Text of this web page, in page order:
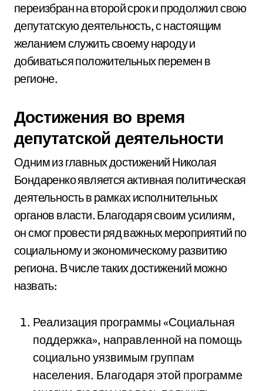
переизбран на второй срок и продолжил свою
депутатскую деятельность, с настоящим
желанием служить своему народу и
добиваться положительных перемен в
регионе.
Достижения во время
депутатской деятельности
Одним из главных достижений Николая
Бондаренко является активная политическая
деятельность в рамках исполнительных
органов власти. Благодаря своим усилиям,
он смог провести ряд важных мероприятий по
социальному и экономическому развитию
региона. В числе таких достижений можно
назвать:
Реализация программы «Социальная
поддержка», направленной на помощь
социально уязвимым группам
населения. Благодаря этой программе